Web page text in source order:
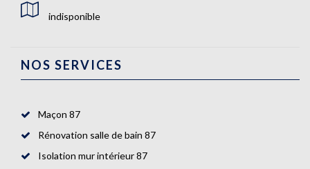
indisponible
NOS SERVICES
Maçon 87
Rénovation salle de bain 87
Isolation mur intérieur 87